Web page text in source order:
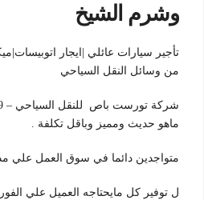
وشرم الشيخ
تأجير سيارات عائلي |ايجار
من وسائل النقل السياحي
ماهو حديث ومميز وباقل تكلفة .
متواجدين دائما في سوق العمل علي مدار 24 ساعة في
ل توفير كل مايحتاجه العميل علي